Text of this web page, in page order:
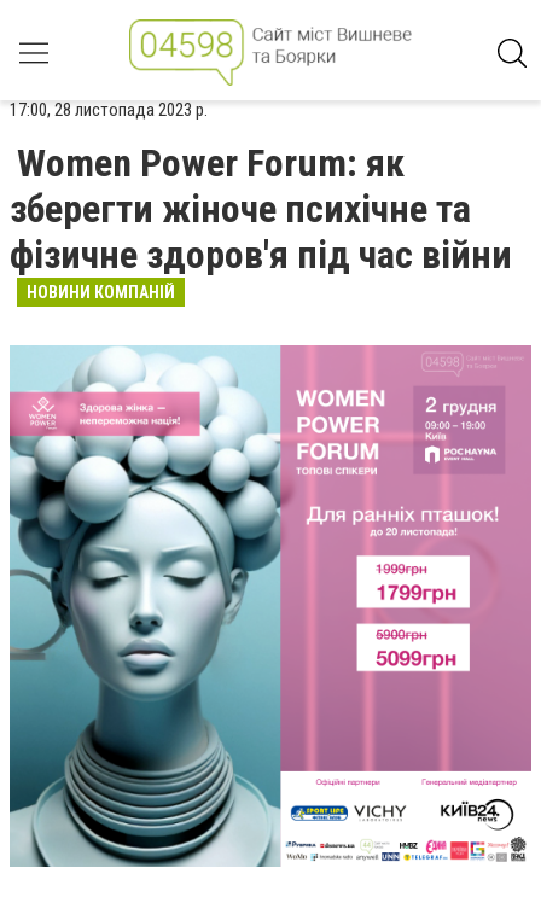
17:00, 28 листопада 2023 р.
Women Power Forum: як
зберегти жіноче психічне та
фізичне здоров'я під час війни
НОВИНИ КОМПАНІЙ